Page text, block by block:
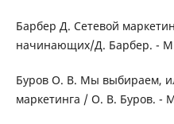
Барбер Д. Сетевой
начинающих/Д. Барбер. -
Буров О. В. Мы выбираем,
маркетинга / О. В. Буров. -